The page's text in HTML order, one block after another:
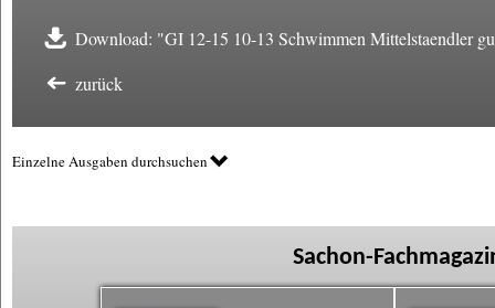
Download: "GI 12-15 10-13 Schwimmen Mittelstaendler
zurück
Einzelne Ausgaben durchsuchen
Sachon-